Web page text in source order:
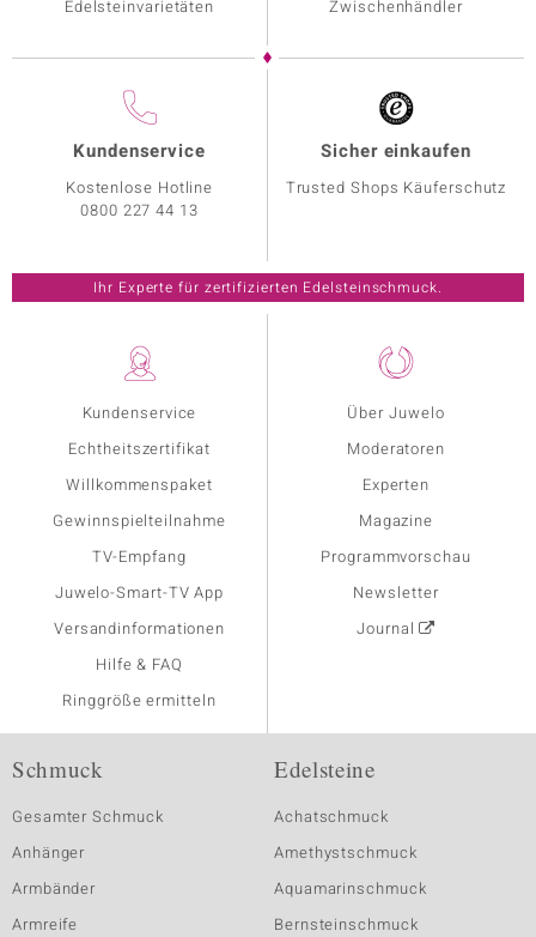
Kundenservice
Echtheitszertifikat
Willkommenspaket
Gewinnspielteilnahme
TV-Empfang
Juwelo-Smart-TV App
Versandinformationen
Hilfe & FAQ
Ringgröße ermitteln
Über Juwelo
Moderatoren
Experten
Magazine
Programmvorschau
Newsletter
Journal
Edelsteinvarietäten
Zwischenhändler
Kundenservice
Kostenlose Hotline
0800 227 44 13
Sicher einkaufen
Trusted Shops Käuferschutz
Ihr Experte für zertifizierten Edelsteinschmuck.
Schmuck
Gesamter Schmuck
Anhänger
Armbänder
Armreife
Edelsteine
Achatschmuck
Amethystschmuck
Aquamarinschmuck
Bernsteinschmuck